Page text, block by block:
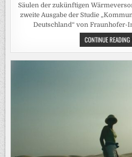
Säulen der zukünftigen
zweite Ausgabe der Studie
Deutschland“ von Fraunhofer-
CONTINUE READING